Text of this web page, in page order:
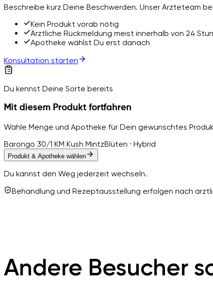
Beschreibe kurz Deine Beschwerden. Unser Ärzteteam
Kein Produkt vorab nötig
Ärztliche Rückmeldung meist innerhalb von 24
Apotheke wählst Du erst danach
Konsultation starten
Du kennst Deine Sorte bereits
Mit diesem Produkt fortfahren
Wähle Menge und Apotheke für Dein gewünschtes
Barongo 30/1 KM Kush MintzBlüten · Hybrid
Produkt & Apotheke wählen
Du kannst den Weg jederzeit wechseln.
Behandlung und Rezeptausstellung erfolgen nach
Andere Besucher